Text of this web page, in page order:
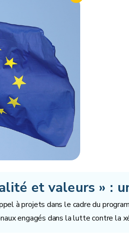
et valeurs » :
à projets dans le cadre du
engagés dans la lutte contre la